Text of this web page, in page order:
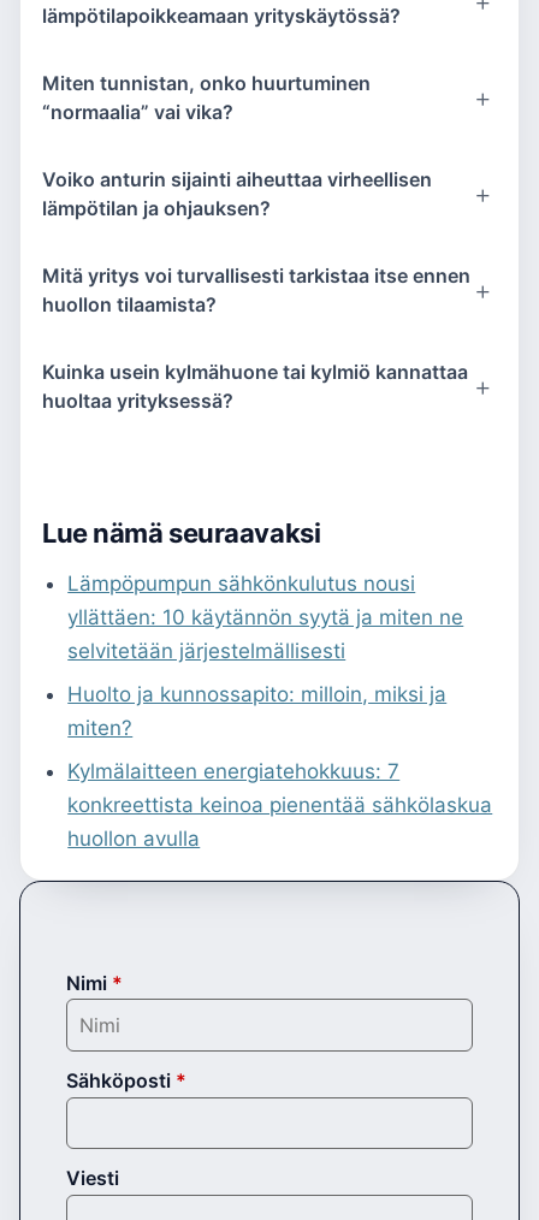
lämpötilapoikkeamaan yrityskäytössä?
Miten tunnistan, onko huurtuminen
“normaalia” vai vika?
Voiko anturin sijainti aiheuttaa virheellisen
lämpötilan ja ohjauksen?
Mitä yritys voi turvallisesti tarkistaa itse ennen
huollon tilaamista?
Kuinka usein kylmähuone tai kylmiö kannattaa
huoltaa yrityksessä?
Lue nämä seuraavaksi
Lämpöpumpun sähkönkulutus nousi
yllättäen: 10 käytännön syytä ja miten ne
selvitetään järjestelmällisesti
Huolto ja kunnossapito: milloin, miksi ja
miten?
Kylmälaitteen energiatehokkuus: 7
konkreettista keinoa pienentää sähkölaskua
huollon avulla
Nimi *
Sähköposti *
Viesti